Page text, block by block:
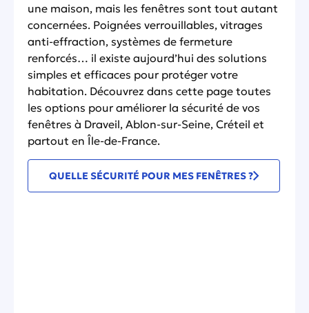
une maison, mais les fenêtres sont tout autant
concernées. Poignées verrouillables, vitrages
anti-effraction, systèmes de fermeture
renforcés… il existe aujourd’hui des solutions
simples et efficaces pour protéger votre
habitation. Découvrez dans cette page toutes
les options pour améliorer la sécurité de vos
fenêtres à Draveil, Ablon-sur-Seine, Créteil et
partout en Île-de-France.
QUELLE SÉCURITÉ POUR MES FENÊTRES ?